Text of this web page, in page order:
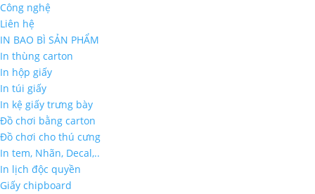
Công nghệ
Liên hệ
IN BAO BÌ SẢN PHẨM
In thùng carton
In hộp giấy
In túi giấy
In kệ giấy trưng bày
Đồ chơi bằng carton
Đồ chơi cho thú cưng
In tem, Nhãn, Decal,..
In lịch độc quyền
Giấy chipboard